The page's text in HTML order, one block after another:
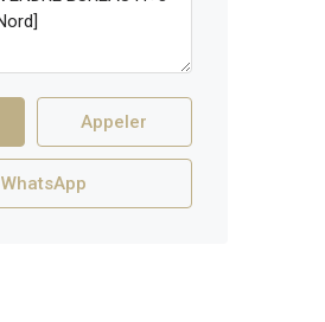
Appeler
WhatsApp